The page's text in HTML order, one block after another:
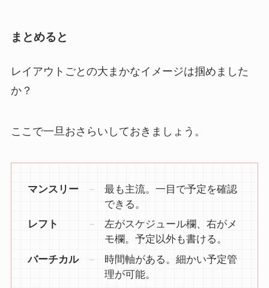
まとめると
レイアウトごとの大まかなイメージは掴めました
か？
ここで一旦おさらいしておきましょう。
マンスリー
最も主流。一目で予定を確認
できる。
レフト
左がスケジュール欄、右がメ
モ欄。予定以外も書ける。
バーチカル
時間軸がある。細かい予定管
理が可能。